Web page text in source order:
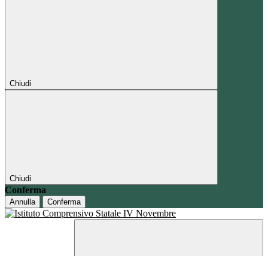
Chiudi
Chiudi
Conferma
Annulla Conferma